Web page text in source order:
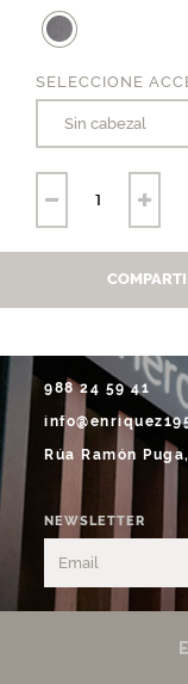
SELECCIONE
988 24 59 41
Rúa Ramón
NEWSLETTER